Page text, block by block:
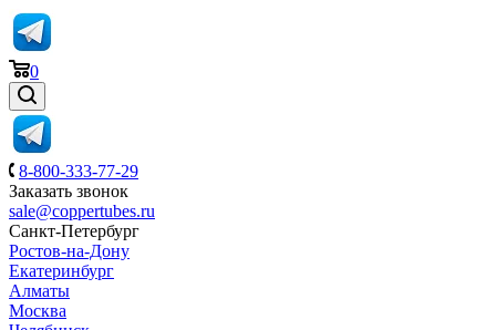
0
8-800-333-77-29
Заказать звонок
sale@coppertubes.ru
Санкт-Петербург
Ростов-на-Дону
Екатеринбург
Алматы
Москва